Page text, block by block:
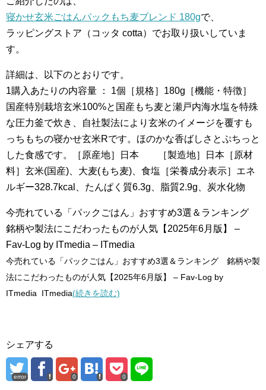
寝かせ玄米ごはんパックもち麦ブレンド 180gで、
ラッピングストア（コッタ cotta）でお取り扱いしていま
す。
詳細は、以下のとおりです。
1購入あたりの内容量 ： 1個［規格］180g［機能・特徴］
国産特別栽培玄米100%と国産もち麦と瀬戸内海水塩を特殊
な圧力釜で炊き、自社製法により玄米のイメージを覆すも
っちもちの寝かせ玄米Rです。ほのかな香ばしさとぷちっと
した食感です。［原産地］日本 ［製造地］日本［原材
料］玄米(国産)、大麦(もち麦)、食塩［栄養成分表示］エネ
ルギー328.7kcal、たんぱく質6.3g、脂質2.9g、炭水化物
今売れている「パックごはん」おすすめ3選＆ランキング
銘柄や製法にこだわったものが人気【2025年6月版】 –
Fav-Log by ITmedia – ITmedia
今売れている「パックごはん」おすすめ3選＆ランキング 銘柄や製
法にこだわったものが人気【2025年6月版】 – Fav-Log by
ITmedia ITmedia(続きを読む)
シェアする
error 0 0